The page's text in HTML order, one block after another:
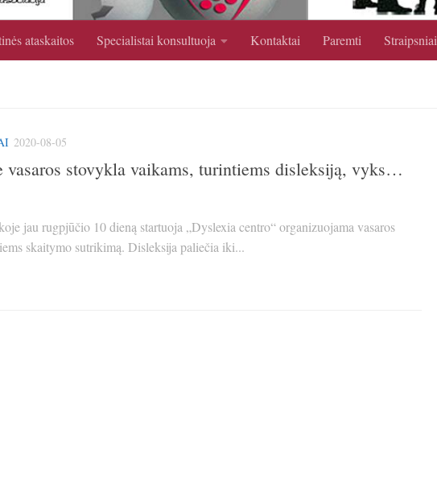
ataskaitos Specialistai konsultuoja Kontaktai Paremti Straipsniai
2020-08-05
stovykla vaikams, turintiems disleksiją, vyks…
jau rugpjūčio 10 dieną startuoja „Dyslexia centro“ organizuojama vasaros
skaitymo sutrikimą. Disleksija paliečia iki...